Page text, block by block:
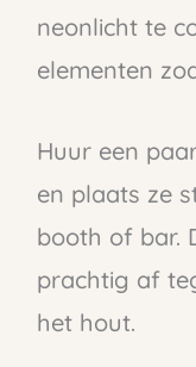
neonlicht te
elementen
Huur een
en plaats ze
booth of bar.
prachtig af
het hout.